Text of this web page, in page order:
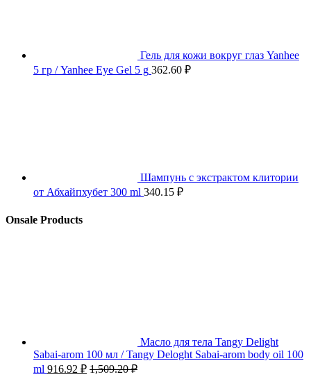
Гель для кожи вокруг глаз Yanhee
5 гр / Yanhee Eye Gel 5 g 362.60 ₽
Шампунь с экстрактом клитории
от Абхайпхубет 300 ml 340.15 ₽
Onsale Products
Масло для тела Tangy Delight
Sabai-arom 100 мл / Tangy Deloght Sabai-arom body oil 100
ml 916.92 ₽ 1,509.20₽